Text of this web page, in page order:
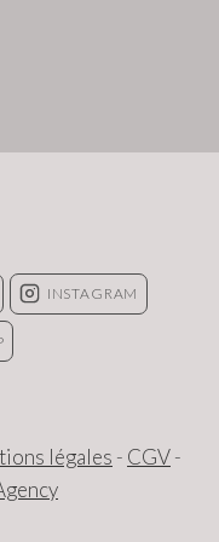
INSTAGRAM
légales - CGV-